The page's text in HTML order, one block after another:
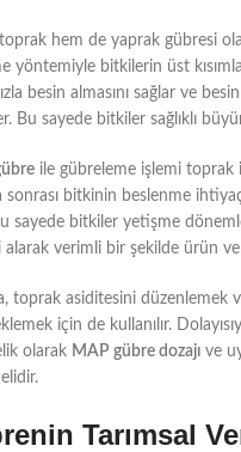
hem de yaprak gübresi
yöntemiyle bitkilerin üst
besin almasını sağlar ve
Bu sayede bitkiler sağlıklı
ile gübreleme işlemi toprak
sonrası bitkinin beslenme
sayede bitkiler yetişme
alarak verimli bir şekilde ürün
toprak asiditesini düzenlemek
için de kullanılır.
olarak MAP gübre dozajı ve
Tarımsal